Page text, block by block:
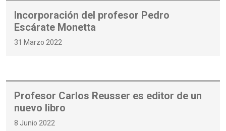
Incorporación del profesor Pedro
Escárate Monetta
31 Marzo 2022
Profesor Carlos Reusser es editor de un
nuevo libro
8 Junio 2022